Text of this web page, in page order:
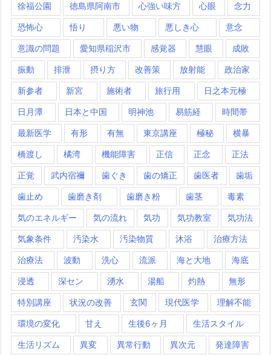
徐福公園 徳島県阿南市 心強い味方 心眼 念力
恐怖心 悟り 悪い物 悪しき心 意念
意識の問題 愛知県稲沢市 感覚器 慧眼 成敗
振動 排泄 摂り方 改善策 放射能 政治家
新参者 新宮 施術者 旅行用 日之本元極
日月潭 日本と中国 明神池 易筋経 時間帯
最新医学 有形 有無 東京講座 極秘 横暴
橋渡し 橘湾 機能障害 正信 正念 正法
正覚 武内宿禰 歯ぐき 歯の矯正 歯医者 歯垢
歯止め 歯磨き剤 歯磨き粉 歯茎 毒素
気のエネルギー 気の流れ 気功 気功教室 気功法
気象条件 汚染水 汚染物質 沐浴 治療方法
治療法 波動 洗心 流派 海と大地 海底
浸透 深セン 湧水 湯船 灼熱 無形
特別講座 状況の改善 玄関 現代医学 理解不能
環境の変化 甘え 生後6ヶ月 生活スタイル
生活リズム 異変 異常行動 異次元 発達障害